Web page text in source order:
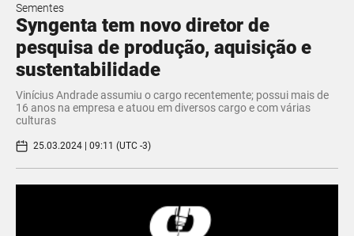
Sementes
Syngenta tem novo diretor de
pesquisa de produção, aquisição e
sustentabilidade
Vinícius Andrade assumiu o cargo recentemente; possui mais de
16 anos na empresa e atuou em diversos cargo e com várias
culturas
25.03.2024 | 09:11 (UTC -3)